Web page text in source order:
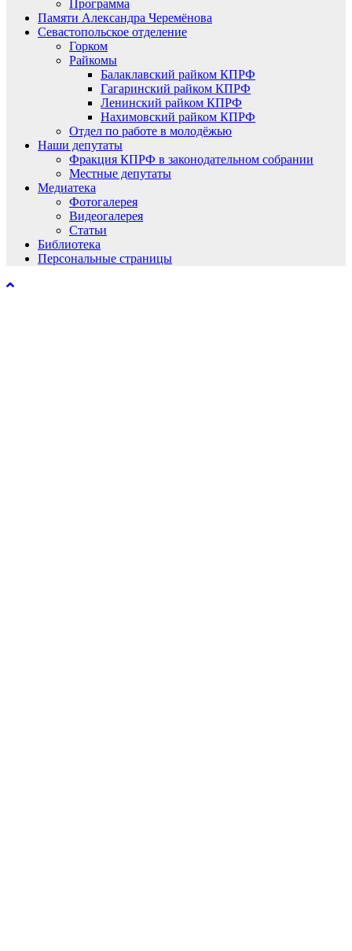
Программа
Памяти Александра Черемёнова
Севастопольское отделение
Горком
Райкомы
Балаклавский райком КПРФ
Гагаринский райком КПРФ
Ленинский райком КПРФ
Нахимовский райком КПРФ
Отдел по работе в молодёжью
Наши депутаты
Фракция КПРФ в законодательном собрании
Местные депутаты
Медиатека
Фотогалерея
Видеогалерея
Статьи
Библиотека
Персональные страницы